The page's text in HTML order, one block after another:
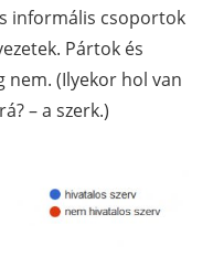
informális csoportok
Pártok és
nem. (Ilyekor hol van
– a szerk.)